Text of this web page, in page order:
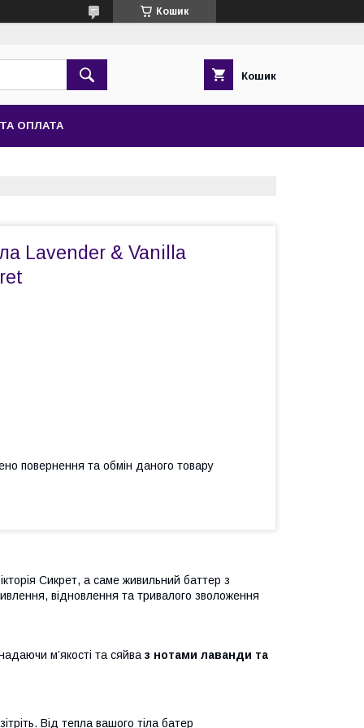
Кошик
Кошик
ОПЛАТА
Lavender & Vanilla
повернення та обмін даного товару
Сикрет, а саме живильний баттер з
відновлення та тривалого зволоження
м’якості та сяйва з нотами лаванди та
Від тепла вашого тіла батер